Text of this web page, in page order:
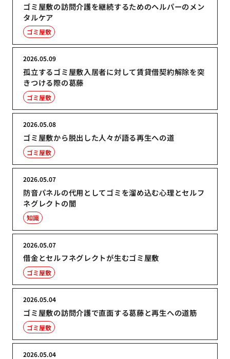
ゴミ屋敷の訪問介護を継続するためのヘルパーのメン
タルケア
ゴミ屋敷
孤立するゴミ屋敷入居者に対して賃貸借契約解除を突
きつける際の葛藤
2026.05.09
ゴミ屋敷
ゴミ屋敷から脱出した人々が語る再生への道
2026.05.08
ゴミ屋敷
防音パネルの代用としてゴミを溜め込む心理とセルフ
ネグレクトの闇
2026.05.07
知識
借金とセルフネグレクトが生むゴミ屋敷
2026.05.07
ゴミ屋敷
ゴミ屋敷の訪問介護で直面する葛藤と再生への道筋
2026.05.04
ゴミ屋敷
2026.05.04